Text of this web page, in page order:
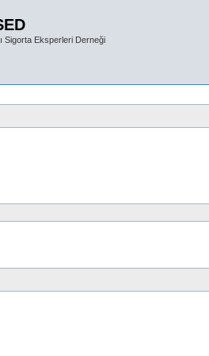
Sigorta Eksperleri Derneği